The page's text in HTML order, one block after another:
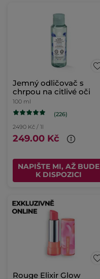
Jemný odličovač s
chrpou na citlivé oči
100 ml
(226)
2490 Kč / 1l
249.00 Kč
NAPIŠTE MI, AŽ BUDE
K DISPOZICI
Rouge Elixir Glow